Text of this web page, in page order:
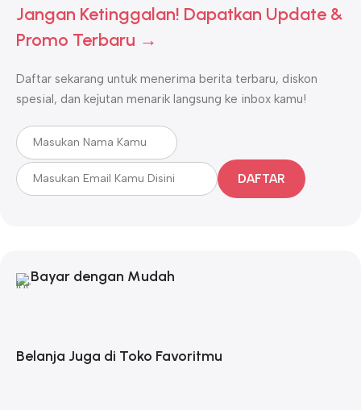
Jangan Ketinggalan! Dapatkan Update &
Promo Terbaru →
Daftar sekarang untuk menerima berita terbaru, diskon
spesial, dan kejutan menarik langsung ke inbox kamu!
DAFTAR
Bayar dengan Mudah
Belanja Juga di Toko Favoritmu